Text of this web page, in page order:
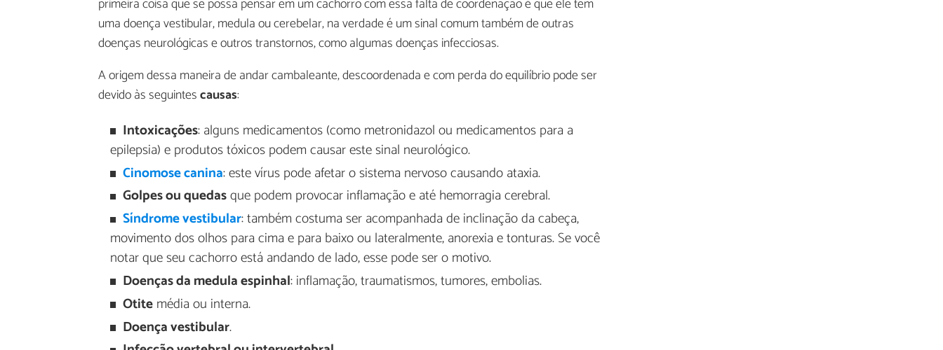
primeira coisa que se possa pensar em um cachorro com essa falta de coordenação é que ele tem
uma doença vestibular, medula ou cerebelar, na verdade é um sinal comum também de outras
doenças neurológicas e outros transtornos, como algumas doenças infecciosas.
A origem dessa maneira de andar cambaleante, descoordenada e com perda do equilíbrio pode ser
devido às seguintescausas:
Intoxicações: alguns medicamentos (como metronidazol ou medicamentos para a
epilepsia) e produtos tóxicos podem causar este sinal neurológico.
Cinomose canina: este vírus pode afetar o sistema nervoso causando ataxia.
Golpes ou quedasque podem provocar inflamação e até hemorragia cerebral.
Síndrome vestibular: também costuma ser acompanhada de inclinação da cabeça,
movimento dos olhos para cima e para baixo ou lateralmente, anorexia e tonturas. Se você
notar que seu cachorro está andando de lado, esse pode ser o motivo.
Doenças da medula espinhal: inflamação, traumatismos, tumores, embolias.
Otitemédia ou interna.
Doença vestibular.